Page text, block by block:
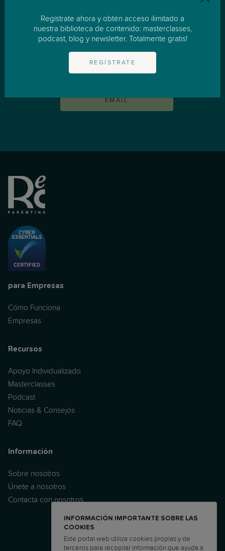
Te apoyamos a los padres en
la crianza de tus hijos
CONTACTA
EMAIL
para Empresas
Cómo Funciona
Empresas
Recursos
Apoyo Individualizado
Masterclasses
Podcast
Noticias & Consejos
FAQ
Información
Sobre nosotros
Únete a nosotros
Contacta con nosotros
INFORMACIÓN IMPORTANTE SOBRE LAS
COOKIES
Este portal web utiliza cookies propias y de
terceros para recopilar información que ayuda a
Regístrate ahora y obtén acceso ilimitado a
nuestra biblioteca de contenido: masterclasses,
podcast, blog y newsletter. Totalmente gratis!
REGÍSTRATE